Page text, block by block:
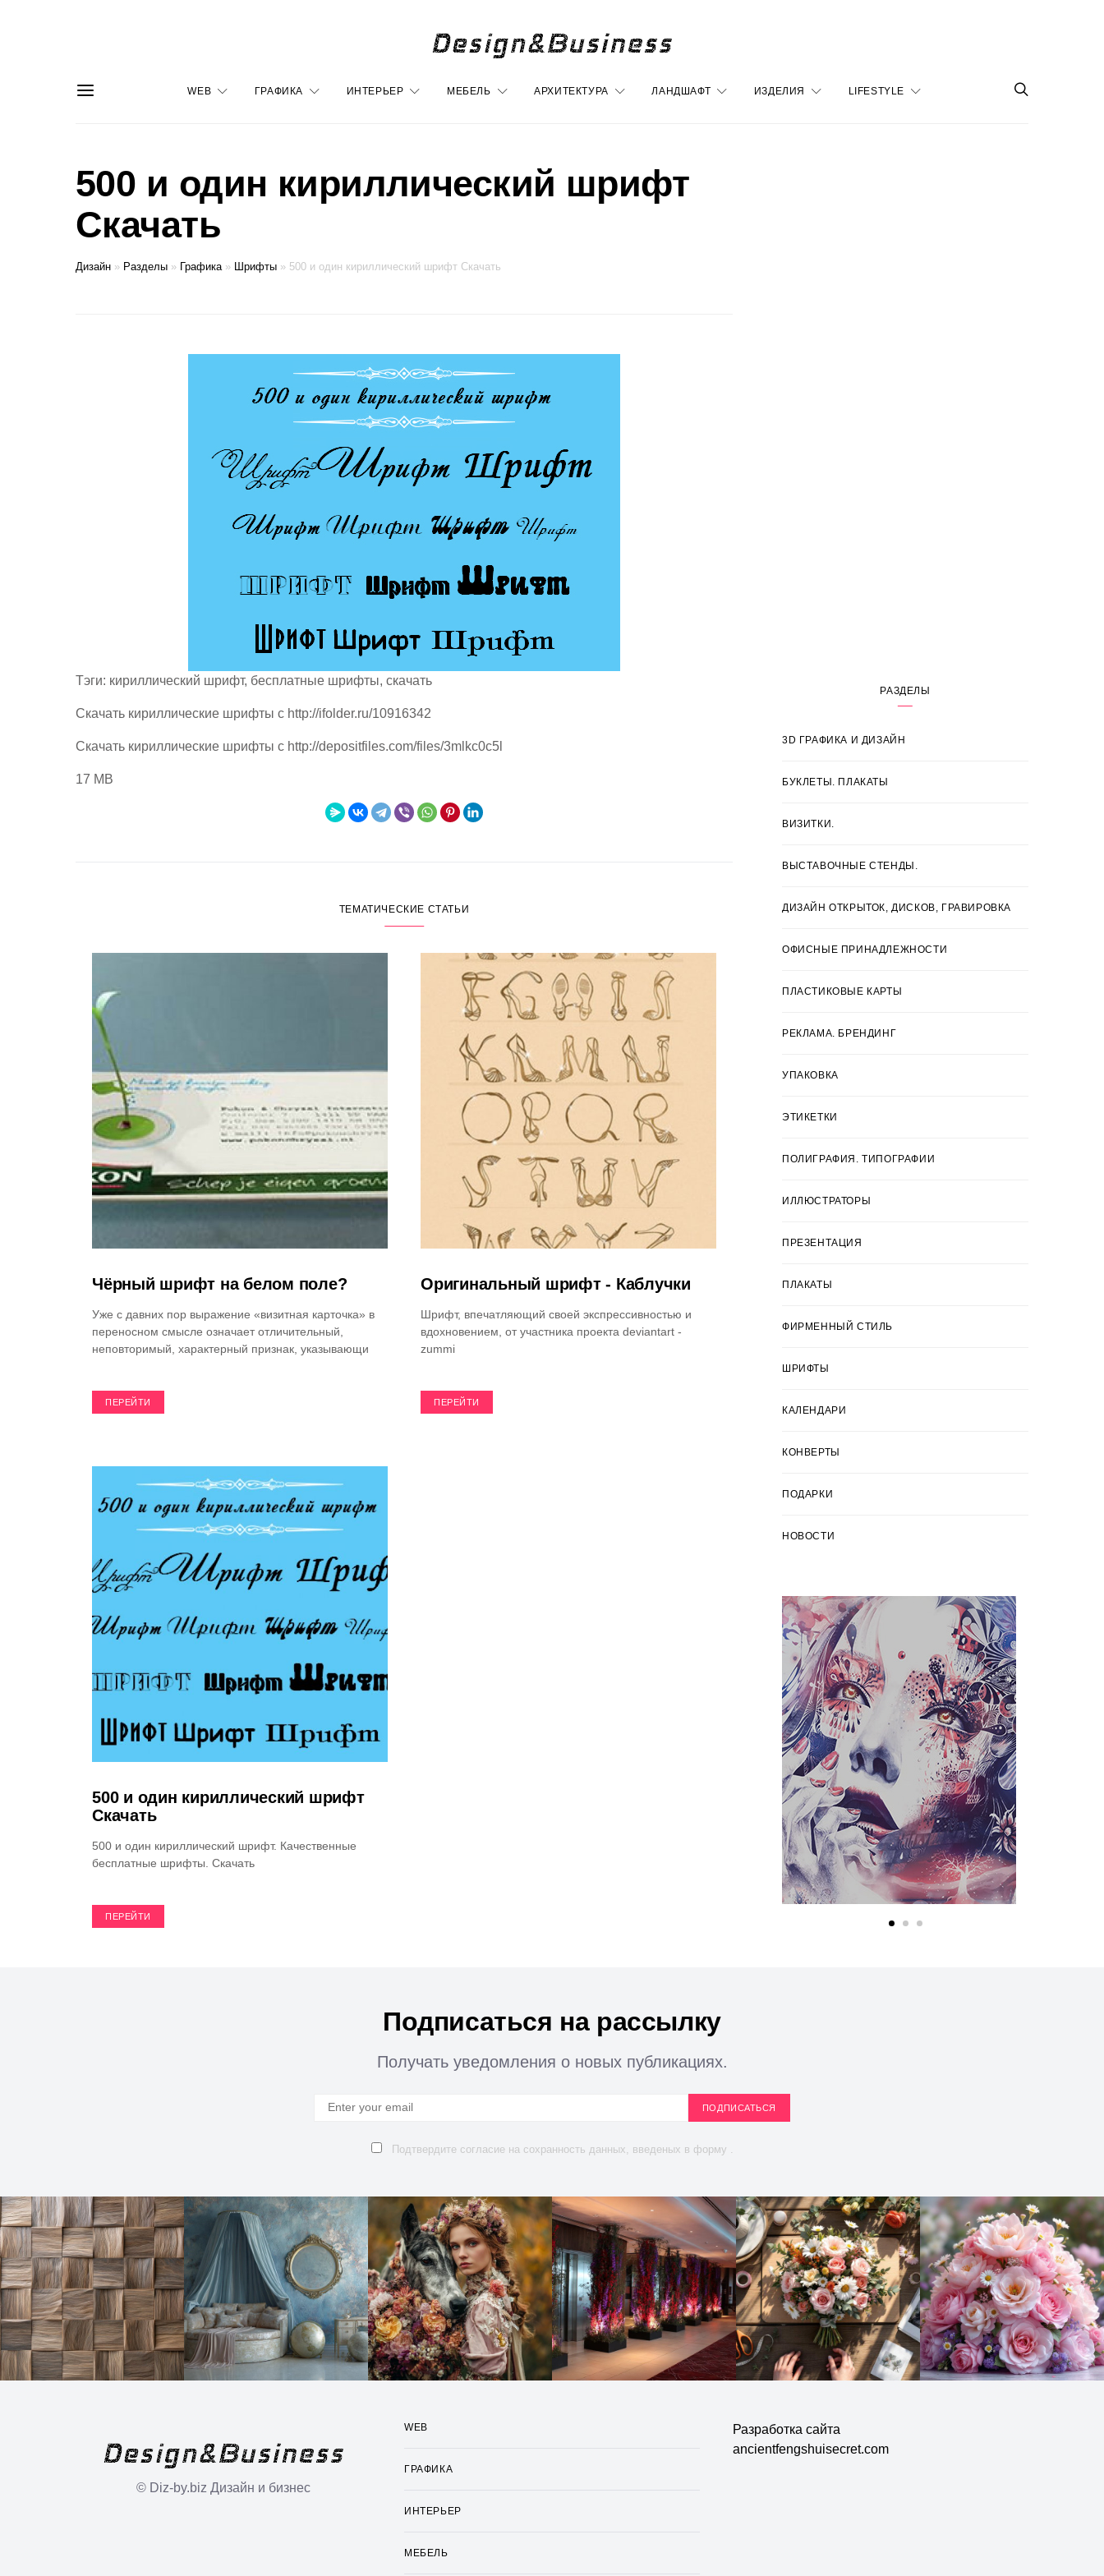
WEB ГРАФИКА ИНТЕРЬЕР МЕБЕЛЬ АРХИТЕКТУРА ЛАНДШАФТ ИЗДЕЛИЯ LIFESTYLE
500 и один кириллический шрифт
Скачать
Дизайн » Разделы » Графика» Шрифты » 500 и один кириллический шрифт Скачать
Тэги: кириллический шрифт, бесплатные шрифты, скачать
Скачать кириллические шрифты с http://ifolder.ru/10916342
Скачать кириллические шрифты с http://depositfiles.com/files/3mlkc0c5l
17 MB
ТЕМАТИЧЕСКИЕ СТАТЬИ
Чёрный шрифт на белом поле?
Уже с давних пор выражение «визитная карточка» в
переносном смысле означает отличительный,
неповторимый, характерный признак, указывающи
ПЕРЕЙТИ
500 и один кириллический шрифт
Скачать
500 и один кириллический шрифт. Качественные
бесплатные шрифты. Скачать
ПЕРЕЙТИ
Оригинальный шрифт - Каблучки
Шрифт, впечатляющий своей экспрессивностью и
вдохновением, от участника проекта deviantart -
zummi
ПЕРЕЙТИ
РАЗДЕЛЫ
3D ГРАФИКА И ДИЗАЙН
БУКЛЕТЫ. ПЛАКАТЫ
ВИЗИТКИ.
ВЫСТАВОЧНЫЕ СТЕНДЫ.
ДИЗАЙН ОТКРЫТОК, ДИСКОВ, ГРАВИРОВКА
ОФИСНЫЕ ПРИНАДЛЕЖНОСТИ
ПЛАСТИКОВЫЕ КАРТЫ
РЕКЛАМА. БРЕНДИНГ
УПАКОВКА
ЭТИКЕТКИ
ПОЛИГРАФИЯ. ТИПОГРАФИИ
ИЛЛЮСТРАТОРЫ
ПРЕЗЕНТАЦИЯ
ПЛАКАТЫ
ФИРМЕННЫЙ СТИЛЬ
ШРИФТЫ
КАЛЕНДАРИ
КОНВЕРТЫ
ПОДАРКИ
НОВОСТИ
Подписаться на рассылку
Получать уведомления о новых публикациях.
ПОДПИСАТЬСЯ
Подтвердите согласие на сохранность данных, введеных в форму .
© Diz-by.biz Дизайн и бизнес
WEB
ГРАФИКА
ИНТЕРЬЕР
МЕБЕЛЬ
Разработка сайта
ancientfengshuisecret.com